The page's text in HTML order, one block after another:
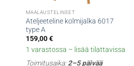
MAALAUSTELINEET
Ateljeeteline kolmijalka 6017
type A
159,00€
1 varastossa – lisää tilattavissa
Toimitusaika:2–5 päivää